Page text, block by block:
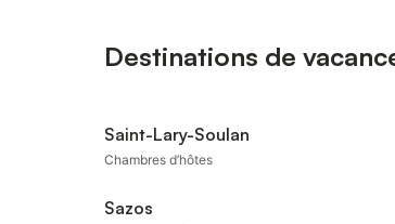
Destinations de
Saint-Lary-Soulan
Chambres d’hôtes
Sazos